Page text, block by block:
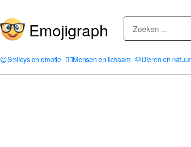
Emojigraph
😃Smileys en emotie 🤦‍♀️Mensen en lichaam 🐶Dieren en natuur